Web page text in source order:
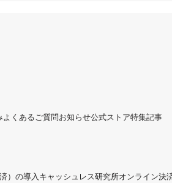
よくあるご質問お知らせ公式ストア特集記事
）の導入キャッシュレス研究所オンライン決